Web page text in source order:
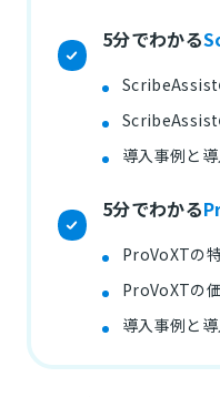
5分でわかる
ScribeAssist
ScribeAssist
導入事例と
5分でわかる
ProVoXTの
ProVoXTの
導入事例と